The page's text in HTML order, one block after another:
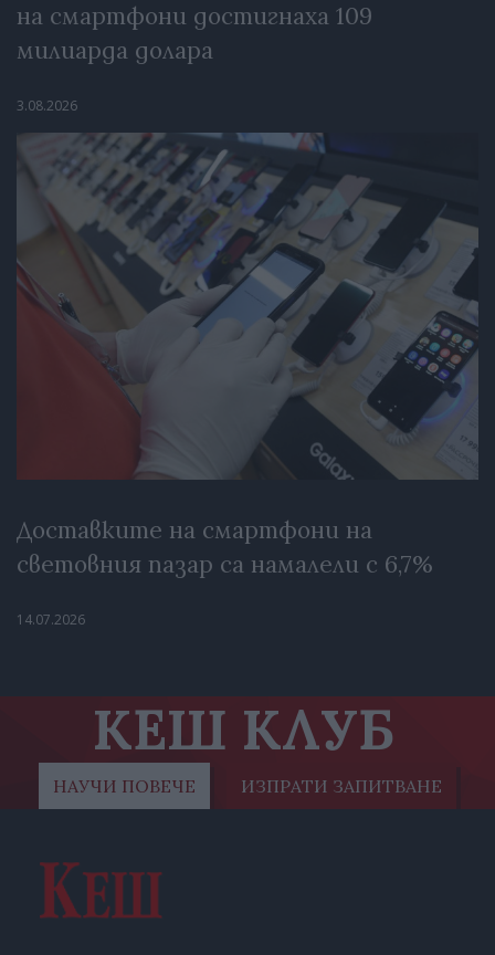
на смартфони достигнаха 109
милиарда долара
3.08.2026
Доставките на смартфони на
световния пазар са намалели с 6,7%
14.07.2026
КЕШ КЛУБ
НАУЧИ ПОВЕЧЕ ИЗПРАТИ ЗАПИТВАНЕ